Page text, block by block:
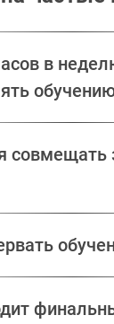
в
совмещать